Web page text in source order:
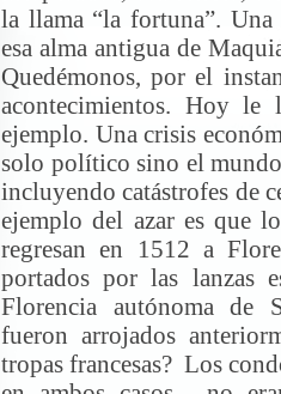
la llama “la fortuna”.
esa alma antigua de
Quedémonos, por el
acontecimientos. Hoy le
ejemplo. Una crisis
solo político sino el
incluyendo catástrofes de
ejemplo del azar es que
regresan en 1512 a
portados por las lanzas
Florencia autónoma de
fueron arrojados
tropas francesas? Los